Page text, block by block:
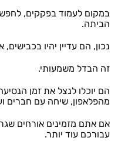
במקום לעמוד בפקקים,
הביתה.
נכון, הם עדיין יהיו
זה הבדל משמעותי.
הם יוכלו לנצל את זמן
מהפלאפון, שיחה עם חברים
אם אתם מזמינים אורחים
עבורכם עוד יותר.